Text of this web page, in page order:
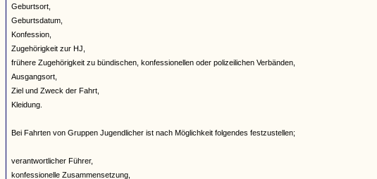
Geburtsort,
Geburtsdatum,
Konfession,
Zugehörigkeit zur HJ,
frühere Zugehörigkeit zu bündischen, konfessionellen oder polizeilichen Verbänden,
Ausgangsort,
Ziel und Zweck der Fahrt,
Kleidung.
Bei Fahrten von Gruppen Jugendlicher ist nach Möglichkeit folgendes festzustellen;
verantwortlicher Führer,
konfessionelle Zusammensetzung,